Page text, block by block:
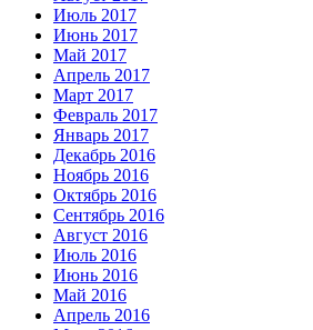
Июль 2017
Июнь 2017
Май 2017
Апрель 2017
Март 2017
Февраль 2017
Январь 2017
Декабрь 2016
Ноябрь 2016
Октябрь 2016
Сентябрь 2016
Август 2016
Июль 2016
Июнь 2016
Май 2016
Апрель 2016